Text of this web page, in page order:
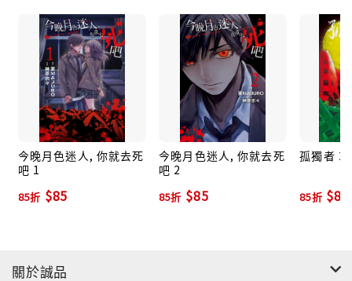
今晚月色迷人, 你就去死
吧 1
85折 $85
今晚月色迷人, 你就去死
吧 2
85折 $85
孤獨者 2
85折 $89
關於誠品